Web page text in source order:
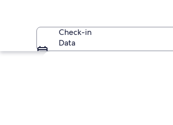
Check-in
Data
Explorar mapa